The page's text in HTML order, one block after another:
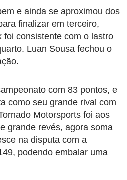
e ainda se aproximou dos
finalizar em terceiro,
foi consistente com o lastro
Luan Sousa fechou o
com 83 pontos, e
como seu grande rival com
Motorsports foi aos
grande revés, agora soma
na disputa com a
podendo embalar uma